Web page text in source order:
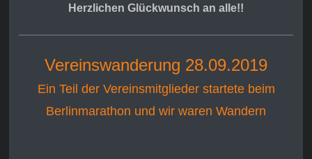
Herzlichen Glückwunsch an alle!!
Vereinswanderung 28.09.2019
Ein Teil der Vereinsmitglieder startete beim
Berlinmarathon und wir waren Wandern